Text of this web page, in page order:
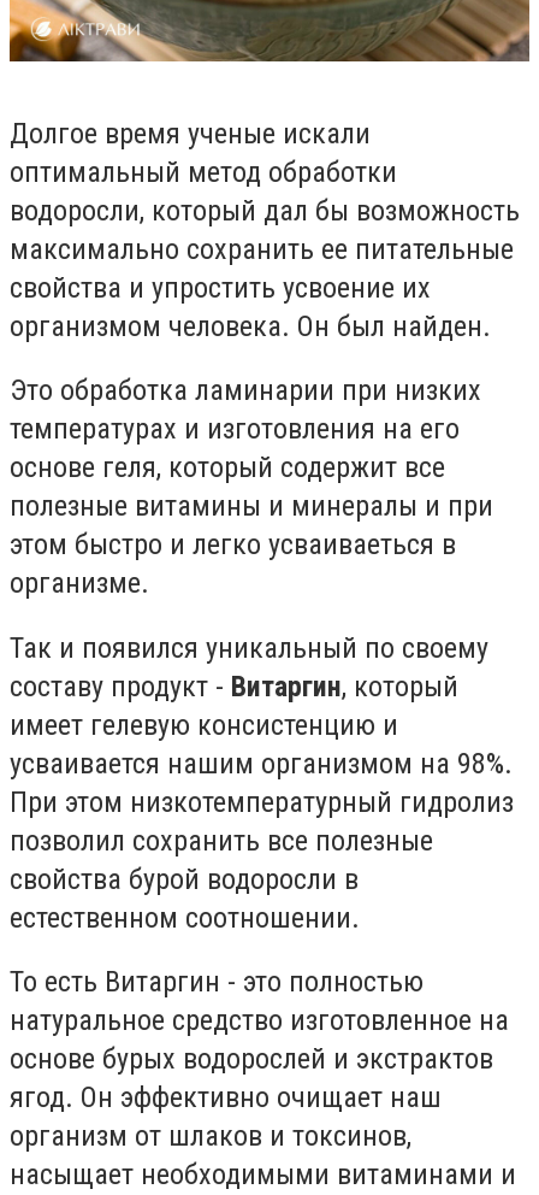
Долгое время ученые искали
оптимальный метод обработки
водоросли, который дал бы возможность
максимально сохранить ее питательные
свойства и упростить усвоение их
организмом человека. Он был найден.
Это обработка ламинарии при низких
температурах и изготовления на его
основе геля, который содержит все
полезные витамины и минералы и при
этом быстро и легко усваиваеться в
организме.
Так и появился уникальный по своему
составу продукт - Витаргин, который
имеет гелевую консистенцию и
усваивается нашим организмом на 98%.
При этом низкотемпературный гидролиз
позволил сохранить все полезные
свойства бурой водоросли в
естественном соотношении.
То есть Витаргин - это полностью
натуральное средство изготовленное на
основе бурых водорослей и экстрактов
ягод. Он эффективно очищает наш
организм от шлаков и токсинов,
насыщает необходимыми витаминами и